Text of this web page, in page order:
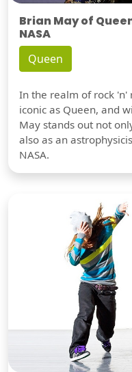
Brian May of
NASA
Queen
In the realm of rock 'n'
iconic as Queen, and
May stands out not
also as an
NASA.